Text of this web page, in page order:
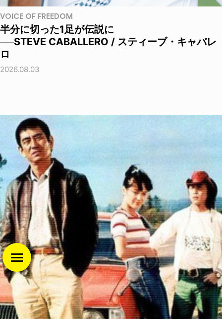
VOICE OF FREEDOM
半分に切った1足が伝説に
──STEVE CABALLERO / スティーブ・キャバレ
ロ
2026.08.03